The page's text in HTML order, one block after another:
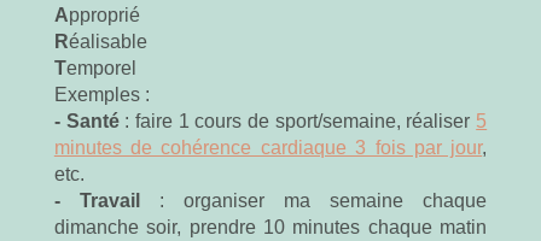
Approprié
Réalisable
Temporel
Exemples :
- Santé : faire 1 cours de sport/semaine, réaliser 5
minutes de cohérence cardiaque 3 fois par jour,
etc.
- Travail : organiser ma semaine chaque
dimanche soir, prendre 10 minutes chaque matin